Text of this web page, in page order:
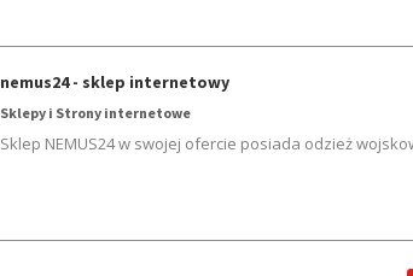
nemus24 - sklep internetowy
Sklepy i Strony internetowe
Sklep NEMUS24 w swojej ofercie posiada odzież